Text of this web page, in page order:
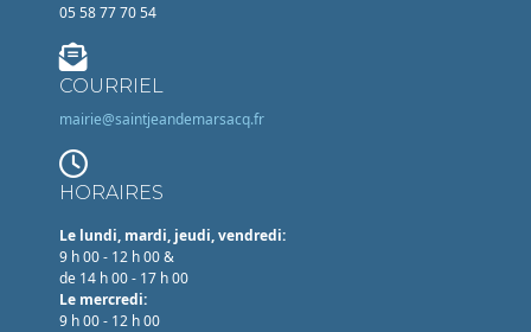
05 58 77 70 54
COURRIEL
mairie@saintjeandemarsacq.fr
HORAIRES
Le lundi, mardi, jeudi, vendredi:
9 h 00 - 12 h 00 &
de 14 h 00 - 17 h 00
Le mercredi:
9 h 00 - 12 h 00